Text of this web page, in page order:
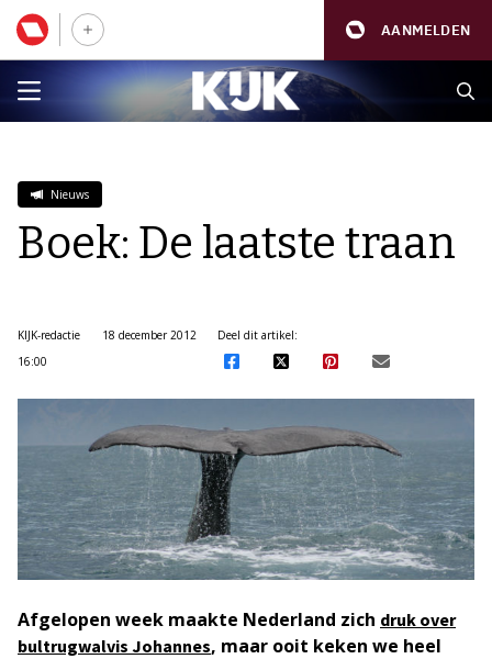
AANMELDEN
Nieuws
Boek: De laatste traan
KIJK-redactie
18 december 2012
16:00
Deel dit artikel:
Afgelopen week maakte Nederland zich druk over
bultrugwalvis Johannes, maar ooit keken we heel